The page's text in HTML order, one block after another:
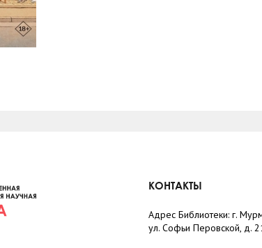
КОНТАКТЫ
Адрес Библиотеки: г.
ул. Софьи Перовской, д.